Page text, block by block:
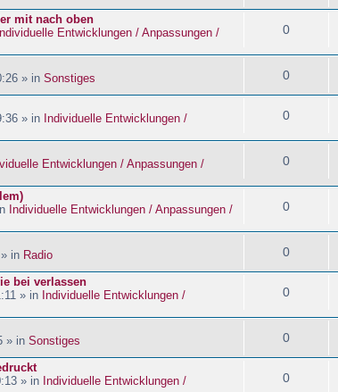
mit nach oben
Individuelle Entwicklungen / Anpassungen /
0
» in Sonstiges 0
» in Individuelle Entwicklungen /
0
Entwicklungen / Anpassungen /
0
Individuelle Entwicklungen / Anpassungen /
0
in Radio 0
bei verlassen
» in Individuelle Entwicklungen /
0
» in Sonstiges 0
» in Individuelle Entwicklungen /
0